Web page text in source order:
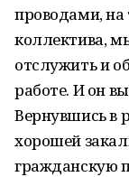
проводами, на
коллектива,
отслужить и
работе. И он
Вернувшись в
хорошей
гражданскую